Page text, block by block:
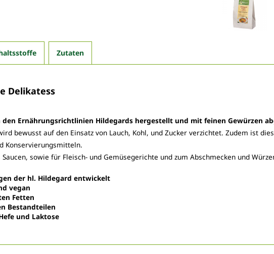
Zutaten
Delikatess
den Ernährungsrichtlinien Hildegards hergestellt und mit feinen Gewürzen
bewusst auf den Einsatz von Lauch, Kohl, und Zucker verzichtet. Zudem ist
Konservierungsmitteln.
sowie für Fleisch- und Gemüsegerichte und zum Abschmecken und
der hl. Hildegard entwickelt
vegan
Fetten
Bestandteilen
und Laktose